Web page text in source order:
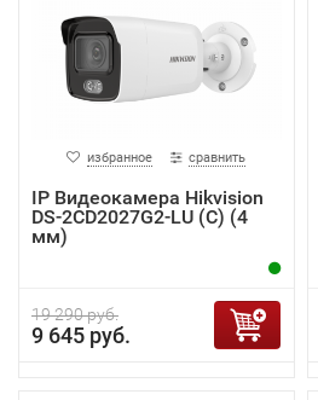
избранное сравнить
IP Видеокамера Hikvision
DS-2CD2027G2-LU (C) (4
мм)
19 290 руб.
9 645 руб.